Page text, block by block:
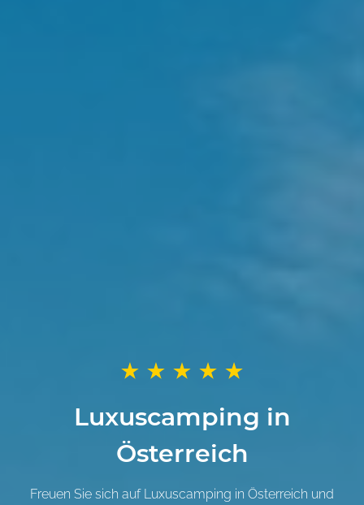
Luxuscamping in
Österreich
Freuen Sie sich auf Luxuscamping in Österreich und